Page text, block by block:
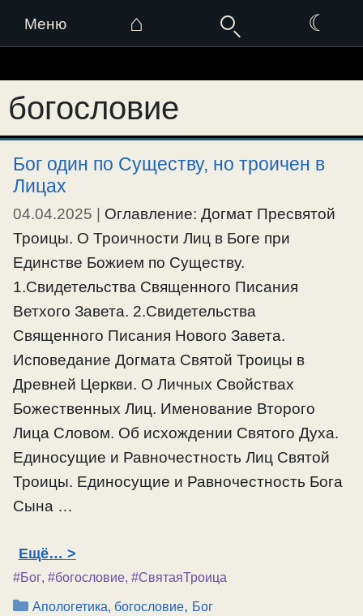
Меню ⌂ ☾
к
содержимому
богословие
Бог один по Существу, но троичен в
Лицах
04.04.2025 | Оглавление: Догмат Пресвятой
Троицы. О Троичности Лиц в Боге при
Единстве Божием по Существу.
1.Свидетельства Священного Писания
Ветхого Завета. 2.Свидетельства
Священного Писания Нового Завета.
Исповедание Догмата Святой Троицы в
Древней Церкви. О Личных Свойствах
Божественных Лиц. Именование Второго
Лица Словом. Об исхождении Святого Духа.
Единосущие и Равночестность Лиц Святой
Троицы. Единосущие и Равночестность Бога
Сына …
Ещё…
#Бог, #богословие, #СвятаяТроица
Рубрики
Апологетика, богословие, Бог